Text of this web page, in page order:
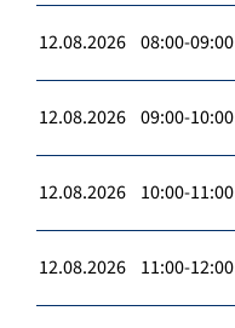
12.08.2026 08:00-09:00
12.08.2026 09:00-10:00
12.08.2026 10:00-11:00
12.08.2026 11:00-12:00